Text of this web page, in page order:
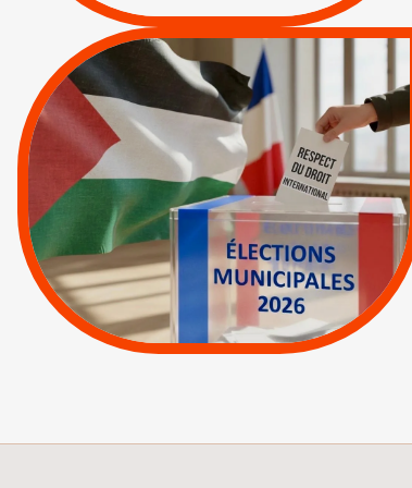
MUNICIPALES 2026 :
JE VOTE POUR LE
RESPECT DU DROIT
INTERNATIONAL EN
PALESTINE
APPELS | Actus |
Espaces Sans
Apartheid
| Lettres d'interpellation